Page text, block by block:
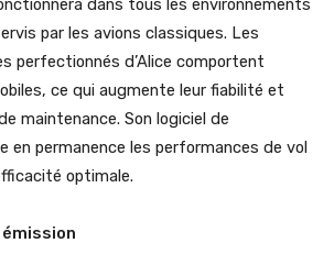
dans tous les environnements
par les avions classiques. Les
perfectionnés d’Alice comportent
ce qui augmente leur fiabilité et
maintenance. Son logiciel de
en permanence les performances de vol
optimale.